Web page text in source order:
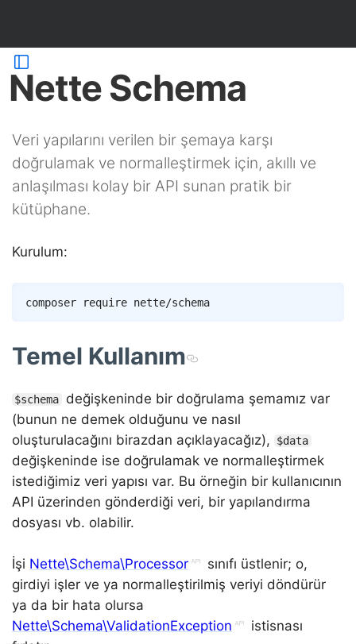
Nette Schema
Veri yapılarını verilen bir şemaya karşı
doğrulamak ve normalleştirmek için, akıllı ve
anlaşılması kolay bir API sunan pratik bir
kütüphane.
Kurulum:
composer
Temel Kullanım
$schema
değişkeninde bir doğrulama şemamız var
(bunun ne demek olduğunu ve nasıl
oluşturulacağını birazdan açıklayacağız),
$data
değişkeninde ise doğrulamak ve normalleştirmek
istediğimiz veri yapısı var. Bu örneğin bir kullanıcının
API üzerinden gönderdiği veri, bir yapılandırma
dosyası vb. olabilir.
İşi Nette\Schema\Processor
sınıfı üstlenir; o,
girdiyi işler ve ya normalleştirilmiş veriyi döndürür
ya da bir hata olursa
Nette\Schema\ValidationException
istisnası